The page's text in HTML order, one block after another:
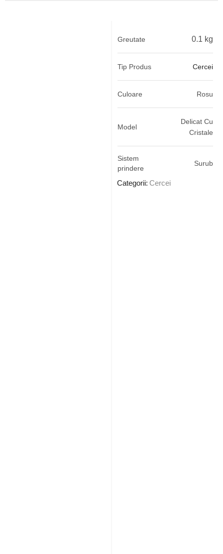
Greutate 0.1 kg
Tip Produs Cercei
Culoare Rosu
Model
Delicat Cu
Cristale
Sistem
prindere
Surub
Categorii: Cercei